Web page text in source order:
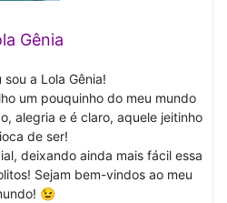
Gênia
sou a Lola Gênia!
um pouquinho do meu mundo
alegria e é claro, aquele jeitinho
de ser!
deixando ainda mais fácil essa
Sejam bem-vindos ao meu
😉